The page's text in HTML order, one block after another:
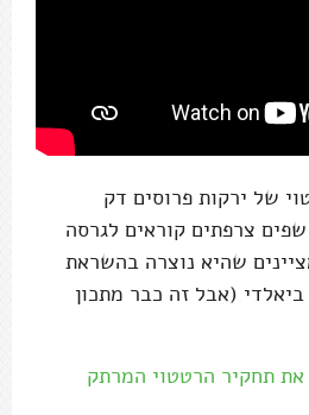
של ירקות פרוסים דק
צרפתים קוראים לגרסה
שהיא נוצרה בהשראת
(אבל זה כבר מתכון
תחקיר הרטטוי המרתק